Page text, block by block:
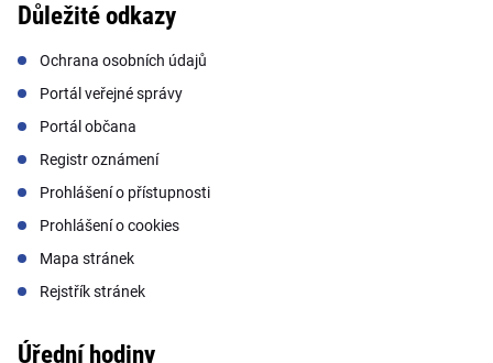
Důležité odkazy
Ochrana osobních údajů
Portál veřejné správy
Portál občana
Registr oznámení
Prohlášení o přístupnosti
Prohlášení o cookies
Mapa stránek
Rejstřík stránek
Úřední hodiny